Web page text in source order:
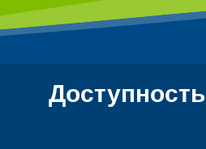
Доступность